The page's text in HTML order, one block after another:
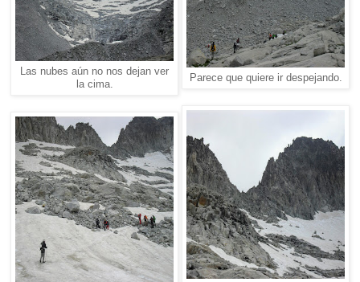
Las nubes aún no nos dejan ver
la cima.
Parece que quiere ir despejando.